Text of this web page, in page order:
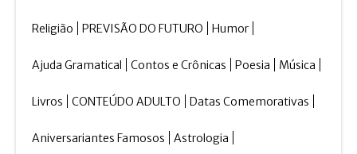
Religião PREVISÃO DO FUTURO Humor
Ajuda Gramatical Contos e Crônicas Poesia Música
Livros CONTEÚDO ADULTO Datas Comemorativas
Aniversariantes Famosos Astrologia